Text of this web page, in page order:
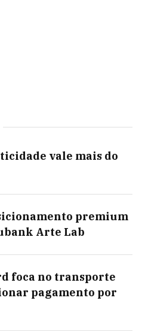
vale mais do
premium
Arte Lab
foca no transporte
pagamento por